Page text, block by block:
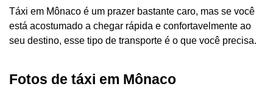
Táxi em Mônaco é um prazer bastante caro, mas se você
está acostumado a chegar rápida e confortavelmente ao
seu destino, esse tipo de transporte é o que você precisa.
Fotos de táxi em Mônaco